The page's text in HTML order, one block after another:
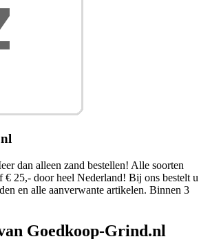
dan alleen zand bestellen! Alle soorten
€ 25,- door heel Nederland! Bij ons bestelt u
en alle aanverwante artikelen. Binnen 3
Goedkoop-Grind.nl